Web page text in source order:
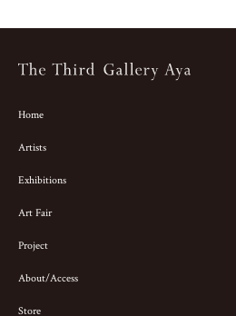
Home
Artists
Exhibitions
Art Fair
Project
About/Access
Store